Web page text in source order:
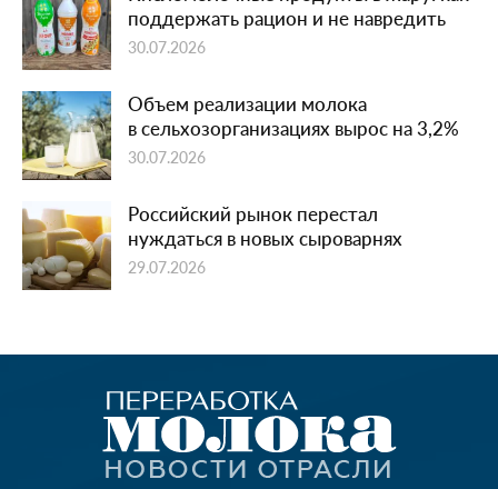
поддержать рацион и не навредить
30.07.2026
Объем реализации молока
в сельхозорганизациях вырос на 3,2%
30.07.2026
Российский рынок перестал
нуждаться в новых сыроварнях
29.07.2026